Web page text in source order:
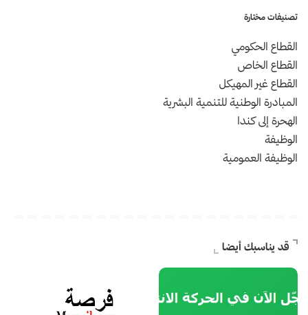
تصنيفات مختارة
القطاع الحكومي
القطاع الخاص
القطاع غير المهيكل
المبادرة الوطنية للتنمية البشرية
الهحرة إلى كندا
الوظيفة
الوظيفة العمومية
قد يناسبك أيضا